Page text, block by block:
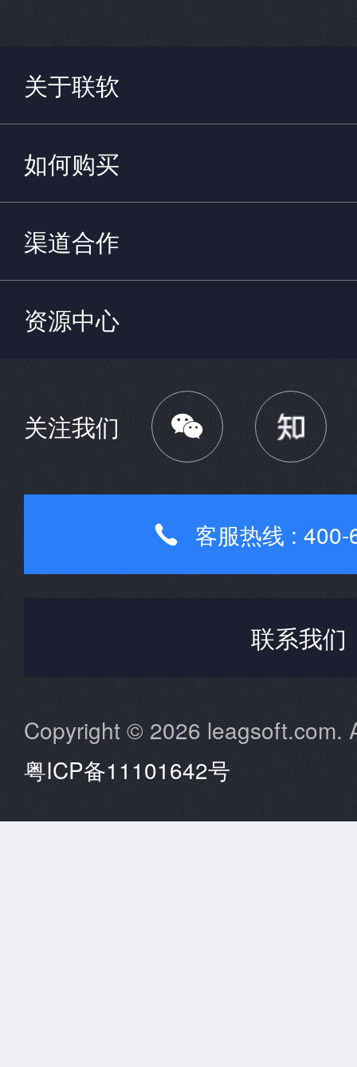
关于联软
如何购买
渠道合作
资源中心
关注我们 
 客服热线 :
联系我们
Copyright © 2026 leagsoft.com.
粤ICP备11101642号